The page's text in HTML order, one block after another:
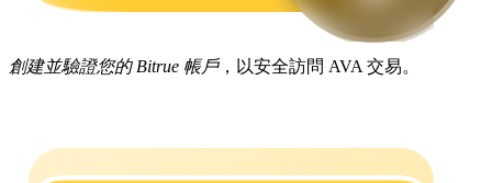
創建並驗證您的 Bitrue 帳戶，以安全訪問 AVA 交易。